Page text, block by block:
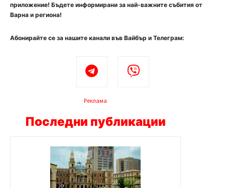
приложение! Бъдете информирани за най-важните събития от
Варна и региона!
Абонирайте се за нашите канали във Вайбър и Телеграм:
Реклама
Последни публикации